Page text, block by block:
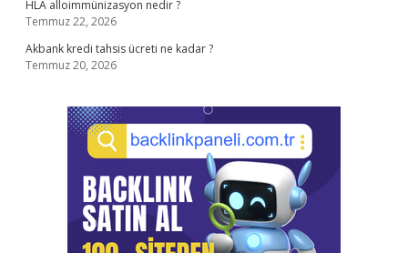
HLA alloimmünizasyon nedir ?
Temmuz 22, 2026
Akbank kredi tahsis ücreti ne kadar ?
Temmuz 20, 2026